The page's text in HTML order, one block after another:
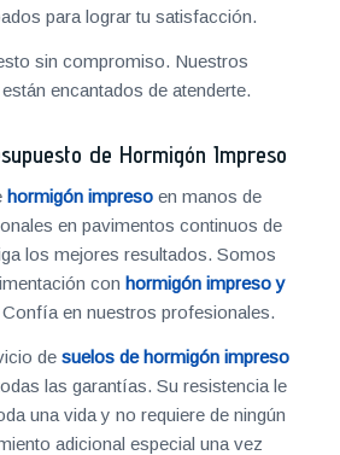
para lograr tu satisfacción.
sin compromiso. Nuestros
encantados de atenderte.
de Hormigón Impreso
hormigón impreso en manos de
en pavimentos continuos de
los mejores resultados. Somos
conhormigón impreso y
en nuestros profesionales.
desuelos de hormigón impreso
las garantías. Su resistencia le
una vida y no requiere de ningún
adicional especial una vez